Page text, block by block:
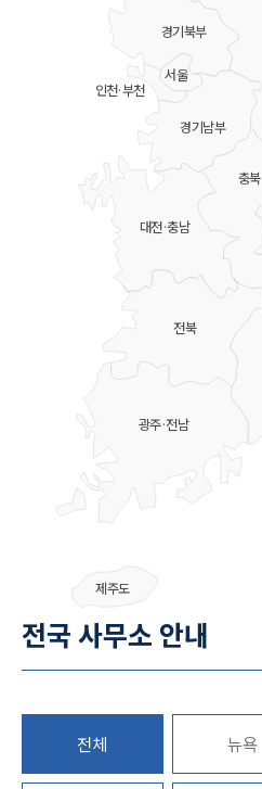
충북
대전·충남
전북
광주·전남
제주도
경기북부
경기남부
서울
인천·부천
전국 사무소 안내
전체 뉴욕